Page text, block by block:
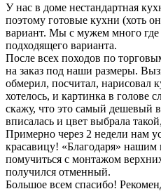
У нас в доме нестандартная
поэтому готовые кухни (хоть
вариант. Мы с мужем много
подходящего варианта.
После всех походов по
на заказ под наши размеры.
обмерил, посчитал, нарисовал
хотелось, и картинка в голове
скажу, что это самый дешевый
вписалась и цвет выбрала
Примерно через 2 недели нам
красавицу! «Благодаря»
помучиться с монтажом
получился отменный.
Большое всем спасибо!